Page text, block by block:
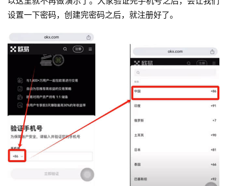
设置一下密码，创建完密码之后，就注册好了。